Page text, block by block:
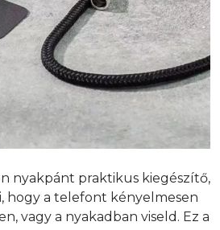
nyakpánt praktikus kiegészítő,
hogy a telefont kényelmesen
vagy a nyakadban viseld. Ez a